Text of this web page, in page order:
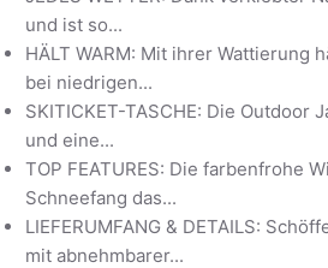
und ist so...
HÄLT WARM: Mit ihrer Wattierung
bei niedrigen...
SKITICKET-TASCHE: Die
und eine...
TOP FEATURES: Die farbenfrohe
Schneefang das...
LIEFERUMFANG & DETAILS:
mit abnehmbarer...